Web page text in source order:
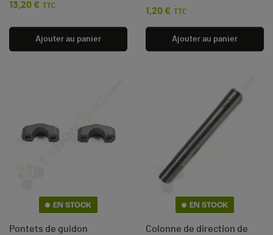
Prix
13,20 € TTC
Ajouter au panier
Prix
1,20 € TTC
Ajouter au panier
EN STOCK
Pontets de guidon
EN STOCK
Colonne de direction de